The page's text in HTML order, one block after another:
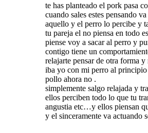
te has planteado el pork pasa
cuando sales estes pensando
aquello y el perro lo percibe y
tu pareja el no piensa en todo
piense voy a sacar al perro y
contigo tiene un
relajarte pensar de otra forma
iba yo con mi perro al principio
pollo ahora no .
simplemente salgo relajada y
ellos perciben todo lo que tu
angustia etc…y ellos piensan
y el sinceramente va actuando